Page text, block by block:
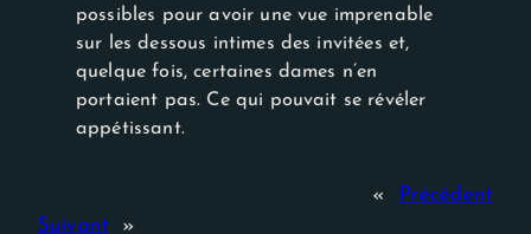
possibles pour avoir une vue imprenable
sur les dessous intimes des invitées et,
quelque fois, certaines dames n’en
portaient pas. Ce qui pouvait se révéler
appétissant.
«
Précédent
Suivant
»